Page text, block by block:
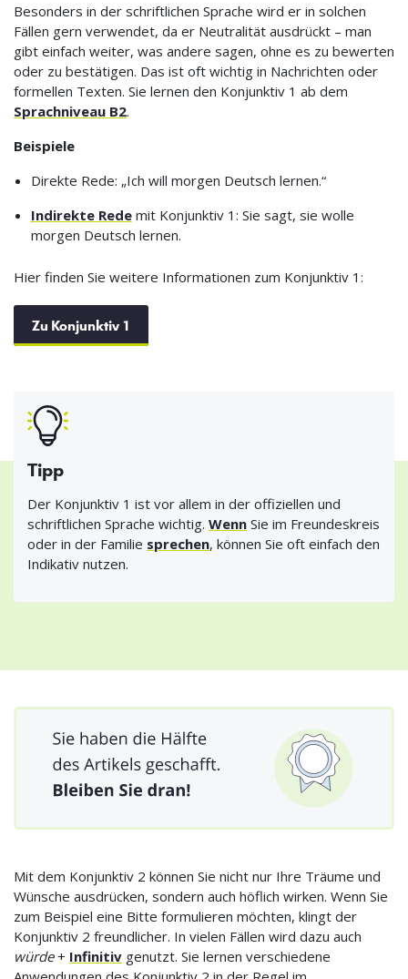
Besonders in der schriftlichen Sprache wird er in solchen
Fällen gern verwendet, da er Neutralität ausdrückt – man
gibt einfach weiter, was andere sagen, ohne es zu bewerten
oder zu bestätigen. Das ist oft wichtig in Nachrichten oder
formellen Texten. Sie lernen den Konjunktiv 1 ab dem
Sprachniveau B2.
Beispiele
Direkte Rede: „Ich will morgen Deutsch lernen.“
Indirekte Redemit Konjunktiv 1: Sie sagt, sie wolle
morgen Deutsch lernen.
Hier finden Sie weitere Informationen zum Konjunktiv 1:
Zu Konjunktiv 1
Tipp
Der Konjunktiv 1 ist vor allem in der offiziellen und
schriftlichen Sprache wichtig. Wenn Sie im Freundeskreis
oder in der Familie sprechen, können Sie oft einfach den
Indikativ nutzen.
Mit dem Konjunktiv 2 können Sie nicht nur Ihre Träume und
Wünsche ausdrücken, sondern auch höflich wirken. Wenn Sie
zum Beispiel eine Bitte formulieren möchten, klingt der
Konjunktiv 2 freundlicher. In vielen Fällen wird dazu auch
würde+ Infinitiv genutzt. Sie lernen verschiedene